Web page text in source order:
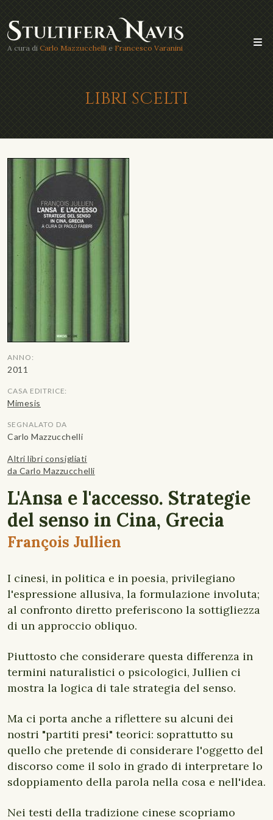
A cura di Carlo Mazzucchelli e Francesco Varanini
LIBRI SCELTI
ANNO:
2011
CASA EDITRICE:
Mimesis
SEGNALATO DA
Carlo Mazzucchelli
Altri libri consigliati
da Carlo Mazzucchelli
L'Ansa e l'accesso. Strategie
del senso in Cina, Grecia
François Jullien
I cinesi, in politica e in poesia, privilegiano
l'espressione allusiva, la formulazione involuta;
al confronto diretto preferiscono la sottigliezza
di un approccio obliquo.
Piuttosto che considerare questa differenza in
termini naturalistici o psicologici, Jullien ci
mostra la logica di tale strategia del senso.
Ma ci porta anche a riflettere su alcuni dei
nostri "partiti presi" teorici: soprattutto su
quello che pretende di considerare l'oggetto del
discorso come il solo in grado di interpretare lo
sdoppiamento della parola nella cosa e nell'idea.
Nei testi della tradizione cinese scopriamo